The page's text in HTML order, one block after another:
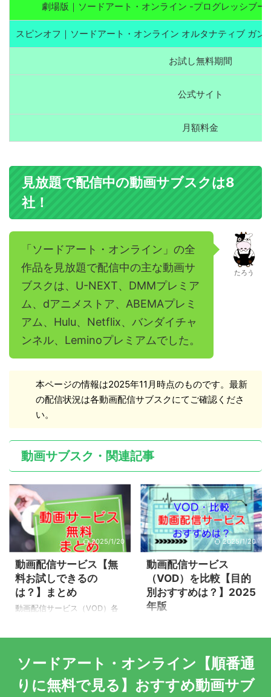
劇場版｜ソードアート・オンライン -プログレッシブー
スピンオフ｜ソードアート・オンライン オルタナティブ ガン
お試し無料期間
公式サイト
月額料金
見放題で配信中の動画サブスクは8
社！
「ソードアート・オンライン」の全
作品を見放題で配信中の主な動画サ
ブスクは、U-NEXT、DMMプレミア
ム、dアニメストア、ABEMAプレミ
アム、Hulu、Netflix、バンダイチャ
ンネル、Leminoプレミアムでした。
たろう
本ページの情報は2025年11月時点のものです。最新
の配信状況は各動画配信サブスクにてご確認くださ
い。
動画サブスク・関連記事
2025/1/20
動画配信サービス【無
料お試しできるの
は？】まとめ
動画配信サービス（VOD）各
画配信サービス各社の動画配
信方法は、主に3つのタイプに
分類できます。 完全無料で見
2025/1/20
動画配信サービス
（VOD）を比較【目的
別おすすめは？】2025
年版
（VOD）10社以上で実際に契
約してみて、目的別、特徴別
に徹底比較してみました。 見
ソードアート・オンライン【順番通
りに無料で見る】おすすめ動画サブ